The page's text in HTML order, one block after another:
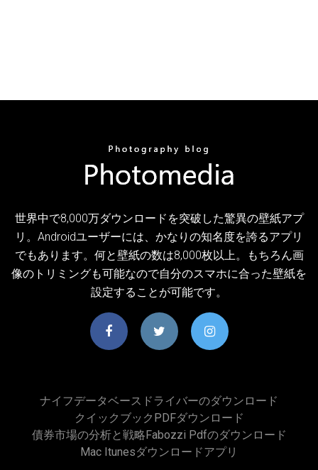
世界中で8,000万ダウンロードを突破した驚異の壁紙アプ
リ。Androidユーザーには、かなりの知名度を誇るアプリ
でもあります。何と壁紙の数は8,000枚以上。もちろん画
像のトリミングも可能なので自分のスマホに合った壁紙を
設定することが可能です。
ナイフデータベースドライバーのダウンロード
クイックブックPDFダウンロード
債券市場の分析と戦略fabozzi Pdfのダウンロード
Mac Itunesダウンロードアプリ